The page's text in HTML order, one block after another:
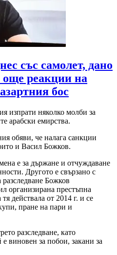
със самолет, дано
реакции на
бос
изпрати няколко молби за
арабски емирства.
обяви, че налага санкции
и Васил Божков.
е за държане и отчуждаване
Другото е свързано с
Божков
организирана престъпна
действала от 2014 г. и се
пране на пари и
разследване, като
виновен за побои, закани за